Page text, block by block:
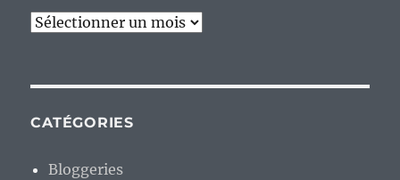
Archives
CATÉGORIES
Bloggeries